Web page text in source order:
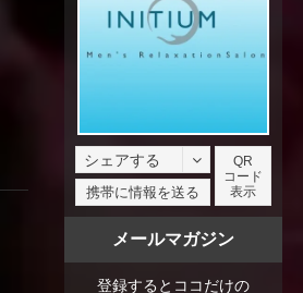
シェアする
facebook
携帯に情報を送る
QR
コード
表示
メールマガジン
登録するとココだけの